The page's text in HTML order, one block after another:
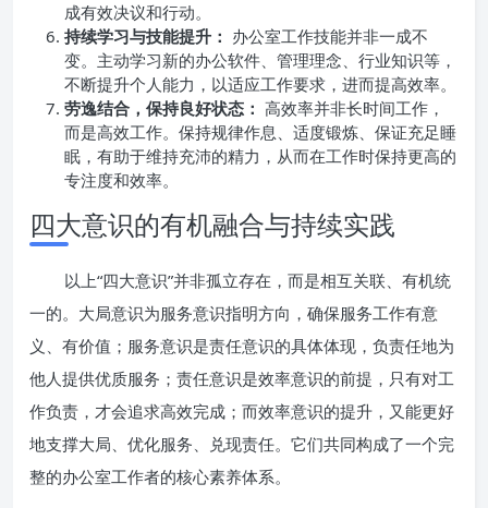
成有效决议和行动。
持续学习与技能提升： 办公室工作技能并非一成不
变。主动学习新的办公软件、管理理念、行业知识等，
不断提升个人能力，以适应工作要求，进而提高效率。
劳逸结合，保持良好状态： 高效率并非长时间工作，
而是高效工作。保持规律作息、适度锻炼、保证充足睡
眠，有助于维持充沛的精力，从而在工作时保持更高的
专注度和效率。
四大意识的有机融合与持续实践
以上“四大意识”并非孤立存在，而是相互关联、有机统
一的。大局意识为服务意识指明方向，确保服务工作有意
义、有价值；服务意识是责任意识的具体体现，负责任地为
他人提供优质服务；责任意识是效率意识的前提，只有对工
作负责，才会追求高效完成；而效率意识的提升，又能更好
地支撑大局、优化服务、兑现责任。它们共同构成了一个完
整的办公室工作者的核心素养体系。